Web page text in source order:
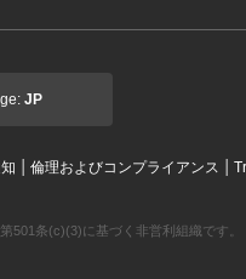
JP
| 倫理およびコンプライアンス |
条(c)(3)に基づく非営利組織です。